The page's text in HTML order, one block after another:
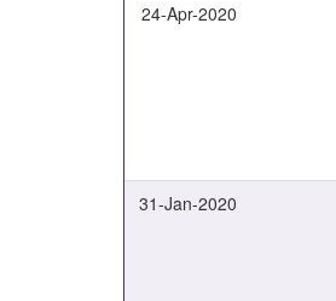
24-Apr-2020
31-Jan-2020